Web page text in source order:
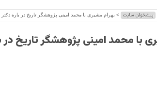
پیشخوان سایت > بهرام مشیری با محمد امینی پژوهشگر تاریخ در باره
با محمد امینی پژوهشگر تاریخ در